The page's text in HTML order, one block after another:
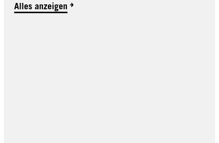
Alles anzeigen